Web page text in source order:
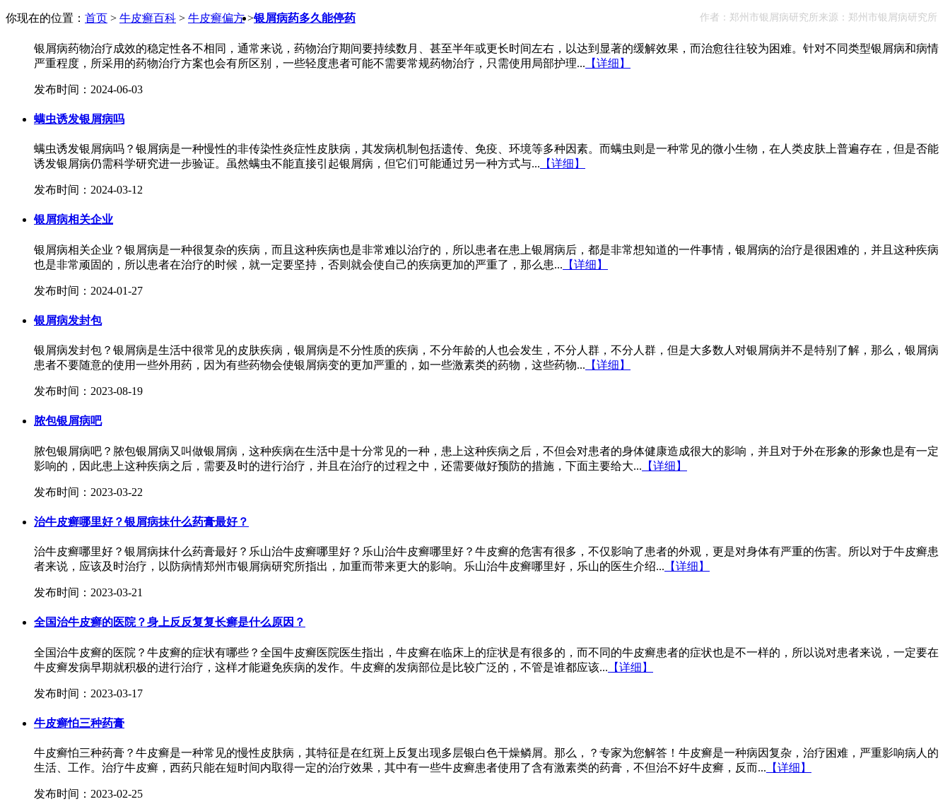
你现在的位置： 首页 > 牛皮癣百科 > 牛皮癣偏方> 作者：郑州市银屑病研究所来源：郑州市银屑病研究所
银屑病药多久能停药
银屑病药物治疗成效的稳定性各不相同，通常来说，药物治疗期间要持续数月、甚至半年或更长时间左右，以达到显著的缓解效果，而治愈往往较为困难。针对不同类型银屑病和病情
严重程度，所采用的药物治疗方案也会有所区别，一些轻度患者可能不需要常规药物治疗，只需使用局部护理... 【详细】
发布时间：2024-06-03
螨虫诱发银屑病吗
螨虫诱发银屑病吗？银屑病是一种慢性的非传染性炎症性皮肤病，其发病机制包括遗传、免疫、环境等多种因素。而螨虫则是一种常见的微小生物，在人类皮肤上普遍存在，但是否能
诱发银屑病仍需科学研究进一步验证。虽然螨虫不能直接引起银屑病，但它们可能通过另一种方式与... 【详细】
发布时间：2024-03-12
银屑病相关企业
银屑病相关企业？银屑病是一种很复杂的疾病，而且这种疾病也是非常难以治疗的，所以患者在患上银屑病后，都是非常想知道的一件事情，银屑病的治疗是很困难的，并且这种疾病
也是非常顽固的，所以患者在治疗的时候，就一定要坚持，否则就会使自己的疾病更加的严重了，那么患... 【详细】
发布时间：2024-01-27
银屑病发封包
银屑病发封包？银屑病是生活中很常见的皮肤疾病，银屑病是不分性质的疾病，不分年龄的人也会发生，不分人群，不分人群，但是大多数人对银屑病并不是特别了解，那么，银屑病
患者不要随意的使用一些外用药，因为有些药物会使银屑病变的更加严重的，如一些激素类的药物，这些药物... 【详细】
发布时间：2023-08-19
脓包银屑病吧
脓包银屑病吧？脓包银屑病又叫做银屑病，这种疾病在生活中是十分常见的一种，患上这种疾病之后，不但会对患者的身体健康造成很大的影响，并且对于外在形象的形象也是有一定
影响的，因此患上这种疾病之后，需要及时的进行治疗，并且在治疗的过程之中，还需要做好预防的措施，下面主要给大... 【详细】
发布时间：2023-03-22
治牛皮癣哪里好？银屑病抹什么药膏最好？
治牛皮癣哪里好？银屑病抹什么药膏最好？乐山治牛皮癣哪里好？乐山治牛皮癣哪里好？牛皮癣的危害有很多，不仅影响了患者的外观，更是对身体有严重的伤害。所以对于牛皮癣患
者来说，应该及时治疗，以防病情郑州市银屑病研究所指出，加重而带来更大的影响。乐山治牛皮癣哪里好，乐山的医生介绍... 【详细】
发布时间：2023-03-21
全国治牛皮癣的医院？身上反反复复长癣是什么原因？
全国治牛皮癣的医院？牛皮癣的症状有哪些？全国牛皮癣医院医生指出，牛皮癣在临床上的症状是有很多的，而不同的牛皮癣患者的症状也是不一样的，所以说对患者来说，一定要在
牛皮癣发病早期就积极的进行治疗，这样才能避免疾病的发作。牛皮癣的发病部位是比较广泛的，不管是谁都应该... 【详细】
发布时间：2023-03-17
牛皮癣怕三种药膏
牛皮癣怕三种药膏？牛皮癣是一种常见的慢性皮肤病，其特征是在红斑上反复出现多层银白色干燥鳞屑。那么，？专家为您解答！牛皮癣是一种病因复杂，治疗困难，严重影响病人的
生活、工作。治疗牛皮癣，西药只能在短时间内取得一定的治疗效果，其中有一些牛皮癣患者使用了含有激素类的药膏，不但治不好牛皮癣，反而... 【详细】
发布时间：2023-02-25